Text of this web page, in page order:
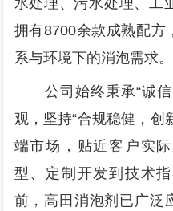
拥有8700余款成熟配方
系与环境下的消泡需求。
公司始终秉承“诚信
观，坚持“合规稳健，创
端市场，贴近客户实
型、定制开发到技术
前，高田消泡剂已广泛